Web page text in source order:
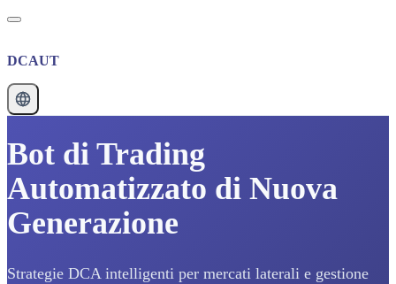
DCAUT
Bot di Trading
Automatizzato di Nuova
Generazione
Strategie DCA intelligenti per mercati laterali e gestione